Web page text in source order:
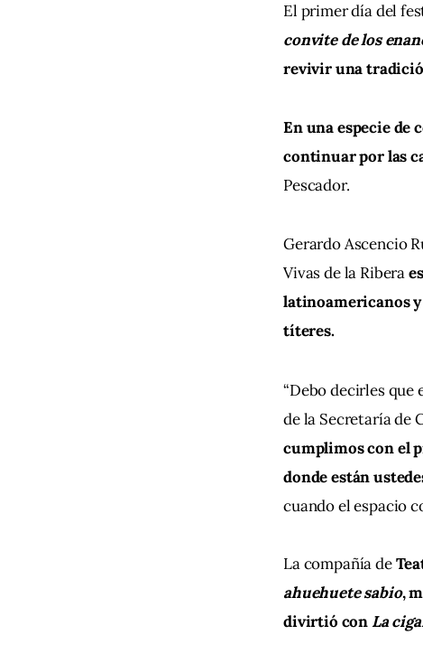
El primer día del
convite de los
revivir una
En una especie de
continuar por las
Pescador.
Gerardo Ascencio
Vivas de la Ribera
latinoamericanos y
títeres.
“Debo decirles
de la Secretaría de
cumplimos con el
donde están
cuando el espacio
La compañía de
ahuehuete sabio,
divirtió con La